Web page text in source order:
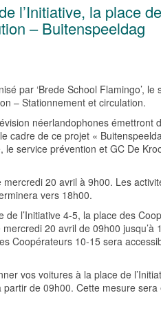
l’Initiative, la place
– Buitenspeeldag
par ‘Brede School Flamingo’,
– Stationnement et circulation.
néerlandophones émettront
cadre de ce projet «
service prévention et GC De
mercredi 20 avril à 9h00. Les
vers 18h00.
de l’Initiative 4-5, la place des
20 avril de 09h00 jusqu’à
Coopérateurs 10-15 sera
vos voitures à la place de
de 09h00. Cette mesure